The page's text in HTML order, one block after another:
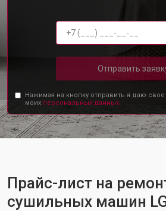
Отправить
Нажимая на кнопку отправить я даю свое
моих персональных данных.
Прайс-лист на
сушильных машин